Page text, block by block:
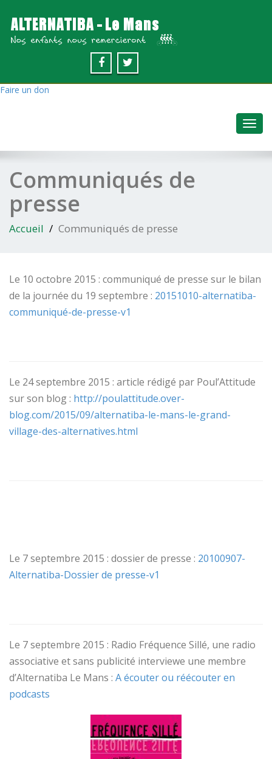
Faire un don
Communiqués de
presse
Accueil Communiqués de presse
Le 10 octobre 2015 : communiqué de presse sur le bilan
de la journée du 19 septembre : 20151010-alternatiba-
communiqué-de-presse-v1
Le 24 septembre 2015 : article rédigé par Poul’Attitude
sur son blog : http://poulattitude.over-
blog.com/2015/09/alternatiba-le-mans-le-grand-
village-des-alternatives.html
Le 7 septembre 2015 : dossier de presse : 20100907-
Alternatiba-Dossier de presse-v1
Le 7 septembre 2015 : Radio Fréquence Sillé, une radio
associative et sans publicité interviewe une membre
d’Alternatiba Le Mans : A écouter ou réécouter en
podcasts